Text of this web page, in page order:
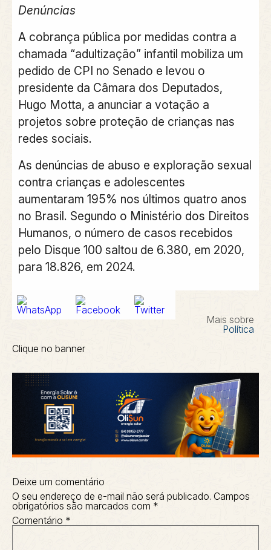
Denúncias
A cobrança pública por medidas contra a
chamada “adultização” infantil mobiliza um
pedido de CPI no Senado e levou o
presidente da Câmara dos Deputados,
Hugo Motta, a anunciar a votação a
projetos sobre proteção de crianças nas
redes sociais.
As denúncias de abuso e exploração sexual
contra crianças e adolescentes
aumentaram 195% nos últimos quatro anos
no Brasil. Segundo o Ministério dos Direitos
Humanos, o número de casos recebidos
pelo Disque 100 saltou de 6.380, em 2020,
para 18.826, em 2024.
Mais sobre
Política
Clique no banner
Deixe um comentário
O seu endereço de e-mail não será publicado. Campos
obrigatórios são marcados com *
Comentário *